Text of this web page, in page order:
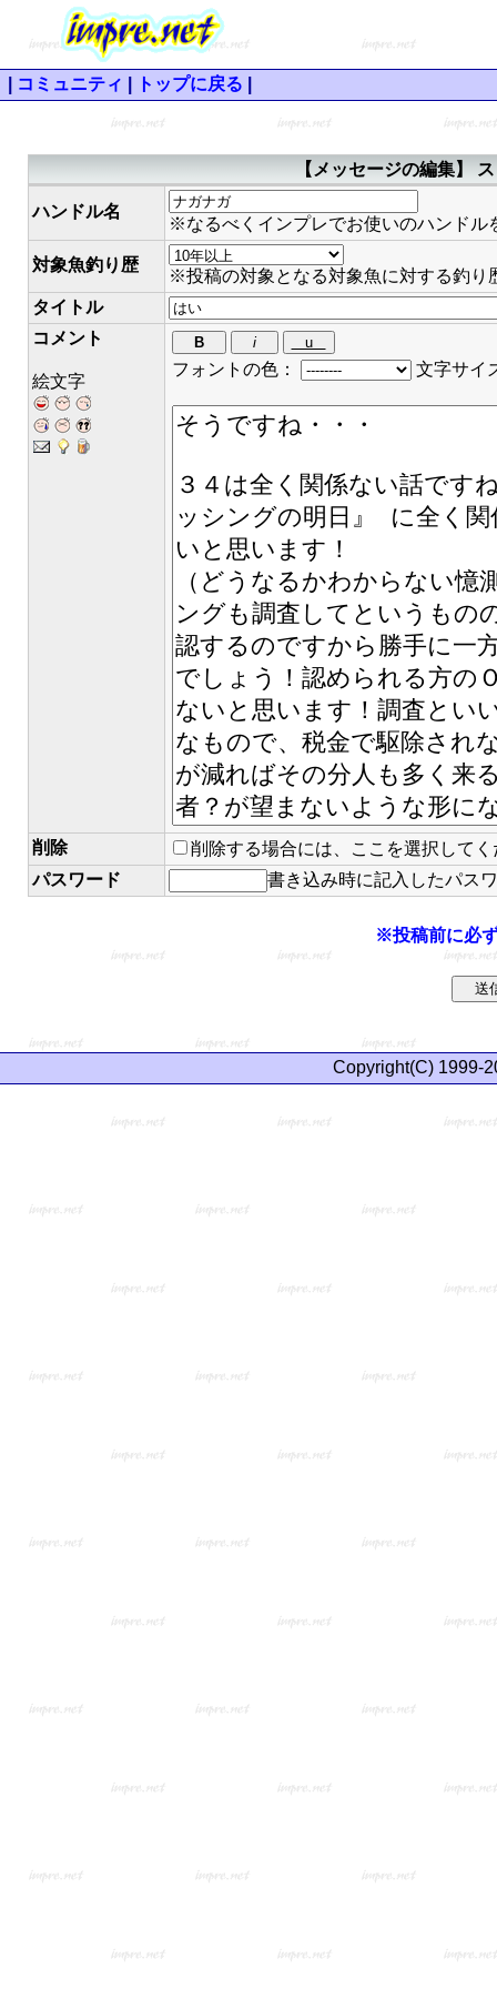
コミュニティ トップに戻る
【メッセージの編集】
ハンドル名
※なるべくインプレでお使いのハンドル
対象魚釣り歴
※投稿の対象となる対象魚に対する釣り
タイトル
コメント
絵文字
フォントの色： 文字サイ
削除
削除する場合には、ここを選択してく
パスワード
書き込み時に記入したパス
※投稿前に必
Copyright(C) 1999-